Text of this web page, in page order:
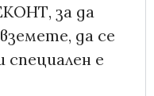
за да
да се
специален е